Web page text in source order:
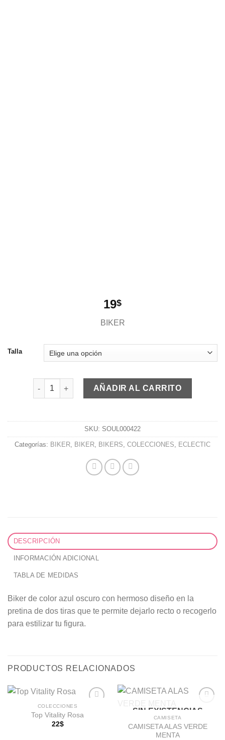
19$
BIKER
Talla
BIKER BE AZUL OSCURO cantidad
AÑADIR AL CARRITO
SKU: SOUL000422
Categorías: BIKER, BIKER, BIKERS, COLECCIONES, ECLECTIC
DESCRIPCIÓN
INFORMACIÓN ADICIONAL
TABLA DE MEDIDAS
Biker de color azul oscuro con hermoso diseño en la
pretina de dos tiras que te permite dejarlo recto o recogerlo
para estilizar tu figura.
PRODUCTOS RELACIONADOS
COLECCIONES
Top Vitality Rosa
22$
Añadir
SIN EXISTENCIAS
CAMISETA
CAMISETA ALAS VERDE
MENTA